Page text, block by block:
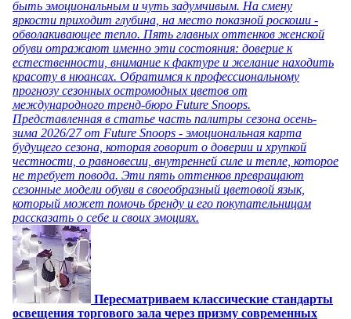
быть эмоциональным и чуть задумчивым. На смену
яркости приходит глубина, на место показной роскоши -
обволакивающее тепло. Пять главных оттенков женской
обуви отражают именно эти состояния: доверие к
естественности, внимание к фактуре и желание находить
красоту в нюансах. Обратимся к профессиональному
прогнозу сезонных остромодных цветов от
международного тренд-бюро Future Snoops.
Представленная в статье часть палитры сезона осень-
зима 2026/27 от Future Snoops - эмоциональная карта
будущего сезона, которая говорит о доверии и хрупкой
честности, о равновесии, внутренней силе и тепле, которое
не требует повода. Эти пять оттенков превращают
сезонные модели обуви в своеобразный цветовой язык,
который может помочь бренду и его покупательницам
рассказать о себе и своих эмоциях.
Пересматриваем классические стандарты
освещения торгового зала через призму современных